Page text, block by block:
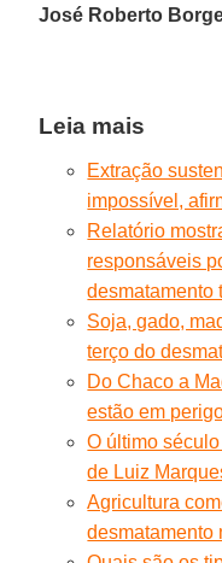
José Roberto
Leia mais
Extração
impossível,
Relatório
responsáveis
desmatamento
Soja, gado,
terço do
Do Chaco a
estão em
O último
de Luiz
Agricultura
desmatamento